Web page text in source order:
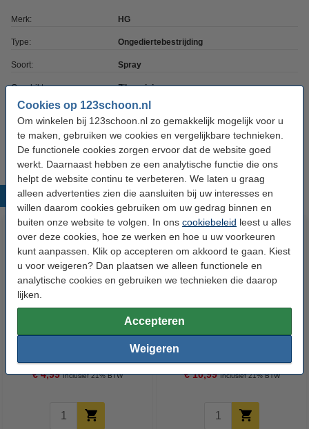
Cookies op 123schoon.nl
Om winkelen bij 123schoon.nl zo gemakkelijk mogelijk voor u
te maken, gebruiken we cookies en vergelijkbare technieken.
De functionele cookies zorgen ervoor dat de website goed
werkt. Daarnaast hebben ze een analytische functie die ons
helpt de website continu te verbeteren. We laten u graag
alleen advertenties zien die aansluiten bij uw interesses en
willen daarom cookies gebruiken om uw gedrag binnen en
buiten onze website te volgen. In ons cookiebeleid leest u alles
over deze cookies, hoe ze werken en hoe u uw voorkeuren
kunt aanpassen. Klik op accepteren om akkoord te gaan. Kiest
u voor weigeren? Dan plaatsen we alleen functionele en
analytische cookies en gebruiken we technieken die daarop
lijken.
Accepteren
Weigeren
Merk: HG
Type: Ongediertebestrijding
Soort: Spray
Geschikt voor: Zilvervisjes
Inhoud: 400 ml
Extra info: Veiligheidsinformatie
Populaire producten
Roxasect zilvervisjes val (2
€ 4,99 Inclusief 21% BTW € 10,99 Inclusief 21% BTW